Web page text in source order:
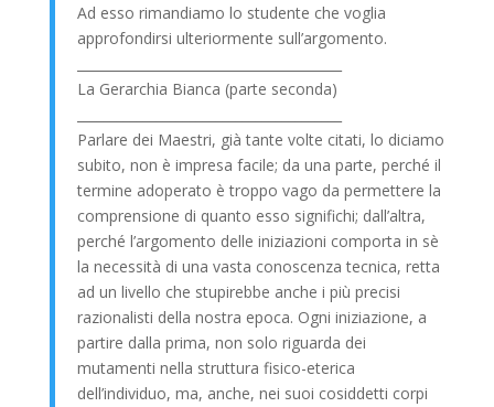
Ad esso rimandiamo lo studente che voglia
approfondirsi ulteriormente sull’argomento.
La Gerarchia Bianca (parte seconda)
Parlare dei Maestri, già tante volte citati, lo diciamo
subito, non è impresa facile; da una parte, perché il
termine adoperato è troppo vago da permettere la
comprensione di quanto esso significhi; dall’altra,
perché l’argomento delle iniziazioni comporta in sè
la necessità di una vasta conoscenza tecnica, retta
ad un livello che stupirebbe anche i più precisi
razionalisti della nostra epoca. Ogni iniziazione, a
partire dalla prima, non solo riguarda dei
mutamenti nella struttura fisico-eterica
dell’individuo, ma, anche, nei suoi cosiddetti corpi